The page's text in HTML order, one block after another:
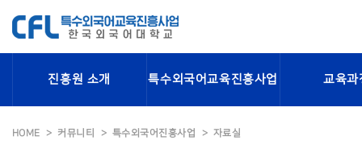
진흥원 소개 특수외국어교육진흥사업 교육과
HOME 커뮤니티 특수외국어진흥사업 자료실